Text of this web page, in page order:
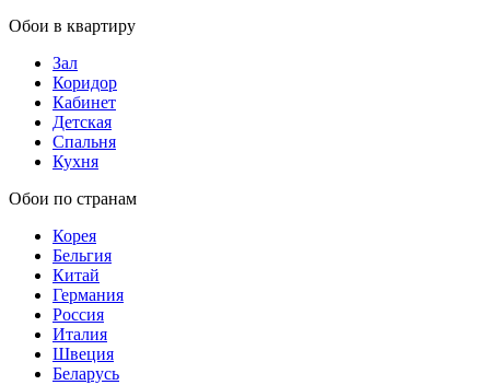
Обои в квартиру
Зал
Коридор
Кабинет
Детская
Спальня
Кухня
Обои по странам
Корея
Бельгия
Китай
Германия
Россия
Италия
Швеция
Беларусь